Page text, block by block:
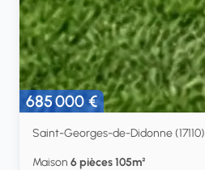
685 000 €
Saint-Georges-de-Didonne (17110)
Maison 6 pièces 105m²